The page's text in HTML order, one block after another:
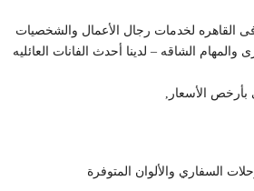
الأسعار فى القاهره لخدمات رجال الأعمال والشخصيات
الشاقه – لدينا أحدث الفانات العائليه
بأرخص الأسعار,